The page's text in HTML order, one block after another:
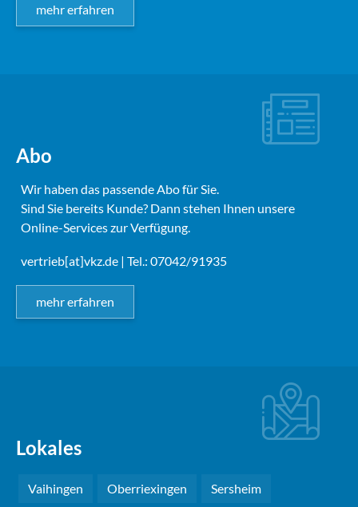
mehr erfahren
Abo
Wir haben das passende Abo für Sie.
Sind Sie bereits Kunde? Dann stehen Ihnen unsere
Online-Services zur Verfügung.
vertrieb[at]vkz.de | Tel.: 07042/91935
mehr erfahren
Lokales
Vaihingen Oberriexingen Sersheim